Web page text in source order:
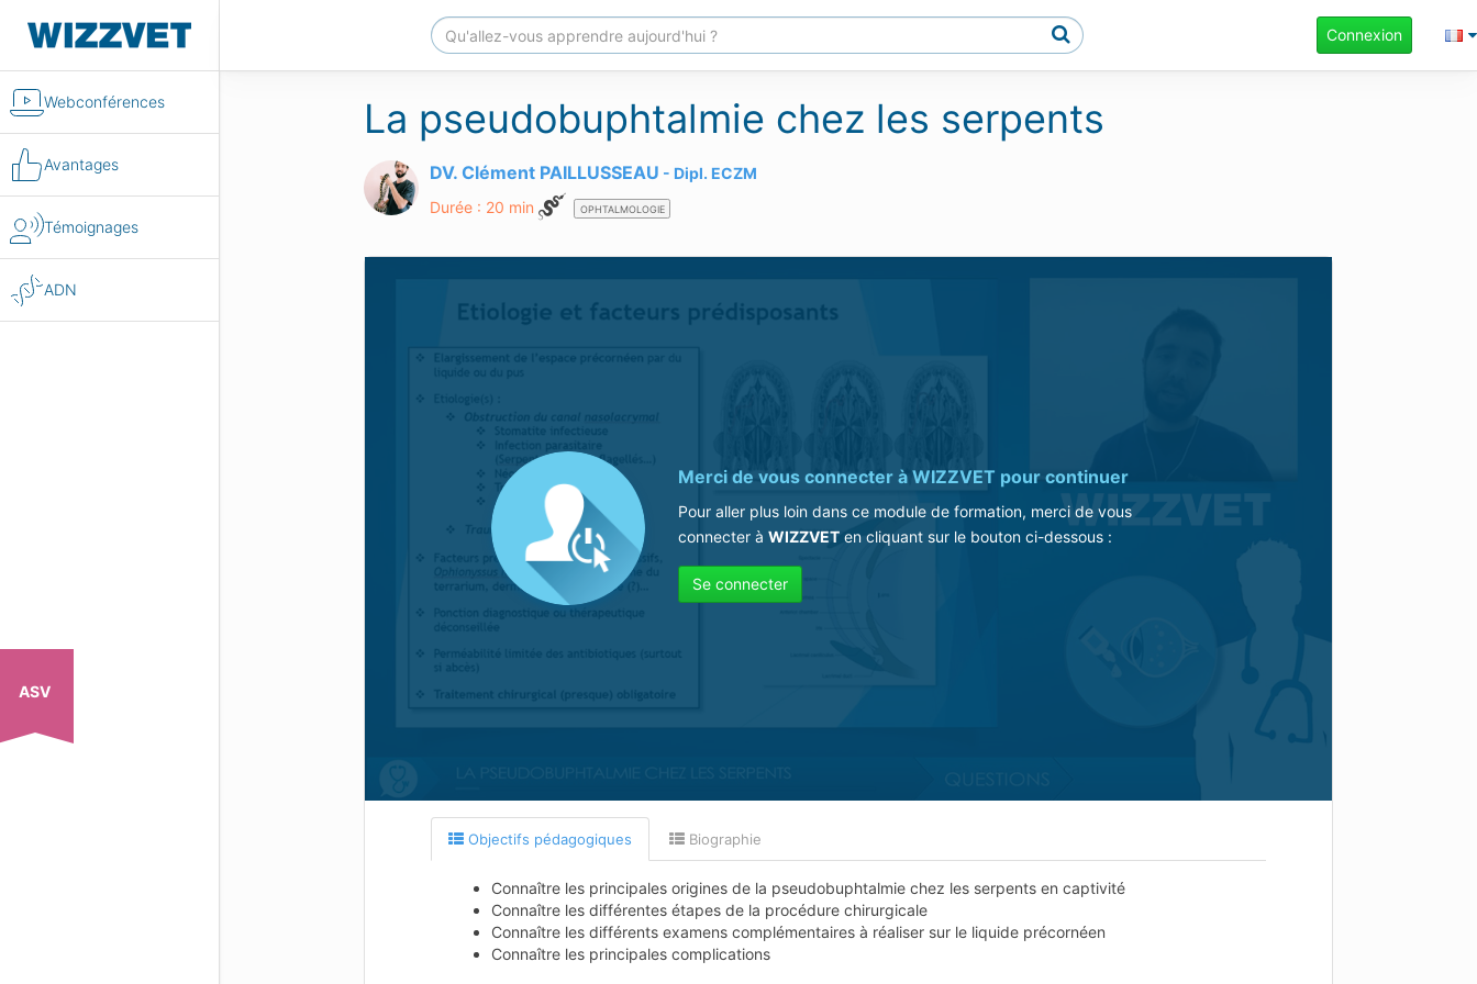
Webconférences
Avantages
Témoignages
ADN
ASV
Connexion
La pseudobuphtalmie chez les serpents
DV. Clément PAILLUSSEAU Dipl. ECZM
Durée : 20 min
OPHTALMOLOGIE
Merci de vous connecter àWIZZVET pour continuer
Pour aller plus loin dans ce module de formation, merci de vous
connecter àWIZZVET en cliquant sur le bouton ci-dessous :
Se connecter
Objectifs pédagogiques Biographie
Connaître les principales origines de la pseudobuphtalmie chez les serpents en captivité
Connaître les différentes étapes de la procédure chirurgicale
Connaître les différents examens complémentaires à réaliser sur le liquide précornéen
Connaître les principales complications